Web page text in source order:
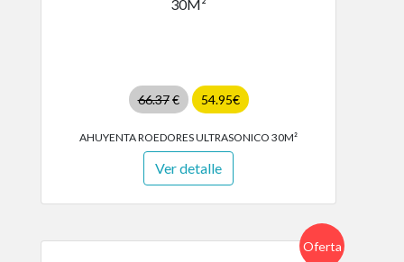
66.37€ 54.95€
AHUYENTA ROEDORES ULTRASONICO 30M²
Ver detalle
Oferta